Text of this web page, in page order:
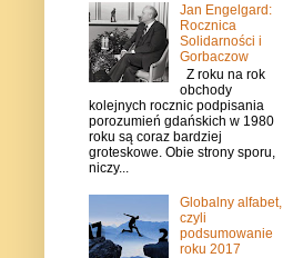
Jan Engelgard:
Rocznica
Solidarności i
Gorbaczow
Z roku na rok
obchody
kolejnych rocznic podpisania
porozumień gdańskich w 1980
roku są coraz bardziej
groteskowe. Obie strony sporu,
niczy...
Globalny alfabet,
czyli
podsumowanie
roku 2017